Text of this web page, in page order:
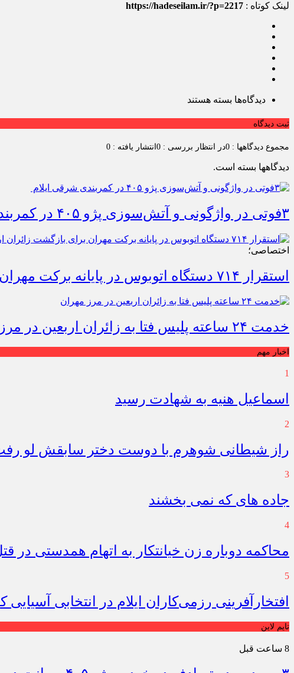
لینک کوتاه : https://hadeseilam.ir/?p=2217
دیدگاه‌ها برای
بسته هستند
ثبت دیدگاه
مجموع دیدگاهها : 0 در انتظار بررسی : 0 انتشار یافته : 0
دیدگاهها بسته است.
۳فوتی در واژگونی و آتش‌سوزی پژو ۴۰۵ در کمربندی شرقی ایلام
اختصاصی؛
استقرار ۷۱۴ دستگاه اتوبوس در پایانه برکت مهران برای بازگشت زائران اربعین+تصاویر
خدمت ۲۴ ساعته پلیس فتا به زائران اربعین در مرز مهران
اخبار مهم
1
اسماعیل هنیه به شهادت رسید
2
راز شیطانی شوهرم با دوست دختر سابقش لو
3
جاده های که نمی بخشند
4
محاکمه دوباره زن خیانتکار به اتهام همدستی در
5
افتخارآفرینی رزمی‌کاران ایلام در انتخابی آسیایی
تایم لاین
8 ساعت قبل